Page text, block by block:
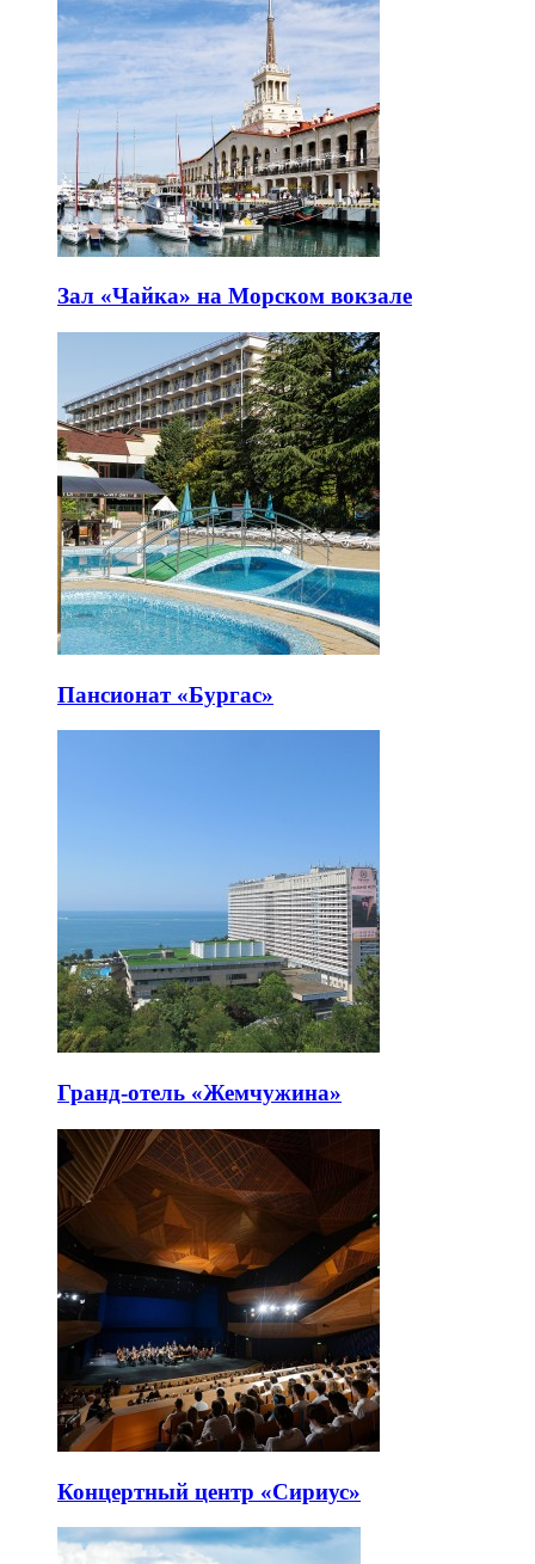
Зал «Чайка» на Морском вокзале
Пансионат «Бургас»
Гранд-отель «Жемчужина»
Концертный центр «Сириус»